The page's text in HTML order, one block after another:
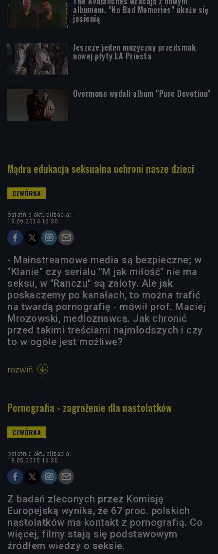
albumem. "No Bad Memories" ukaże się
jesienią
Jeszcze jeden muzyczny przedsmak
nowej płyty LA Priesta
Overmono wydali album "Pure Devotion"
Mądra edukacja seksualna uchroni nasze dzieci
ostatnia aktualizacja:
19.09.2014 15:30
- Mainstreamowe media są bezpieczne; w
"Klanie" czy serialu "M jak miłość" nie ma
seksu, w "Ranczu" są zaloty. Ale jak
poskaczemy po kanałach, to można trafić
na twardą pornografię - mówił prof. Maciej
Mrozowski, medioznawca. Jak chronić
przed takimi treściami najmłodszych i czy
to w ogóle jest możliwe?
rozwiń 
Pornografia - zagrożenie dla nastolatków
ostatnia aktualizacja:
18.05.2015 16:30
Z badań zleconych przez Komisję
Europejską wynika, że 67 proc. polskich
nastolatków ma kontakt z pornografią. Co
więcej, filmy stają się podstawowym
źródłem wiedzy o seksie.